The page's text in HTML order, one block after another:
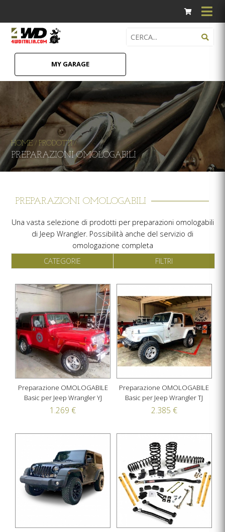
MY GARAGE
HOME /PRODOTTI /
PREPARAZIONI OMOLOGABILI
PREPARAZIONI OMOLOGABILI
Una vasta selezione di prodotti per preparazioni omologabili
di Jeep Wrangler. Possibilità anche del servizio di
omologazione completa
CATEGORIE
FILTRI
Preparazione OMOLOGABILE
Basic per Jeep Wrangler YJ
1.269 €
Preparazione OMOLOGABILE
Basic per Jeep Wrangler TJ
2.385 €